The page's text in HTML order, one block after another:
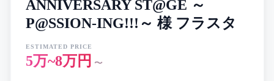
ANNIVERSARY ST@GE ～
P@SSION-ING!!!～ 様 フラスタ
ESTIMATED PRICE
5万~8万円 〜